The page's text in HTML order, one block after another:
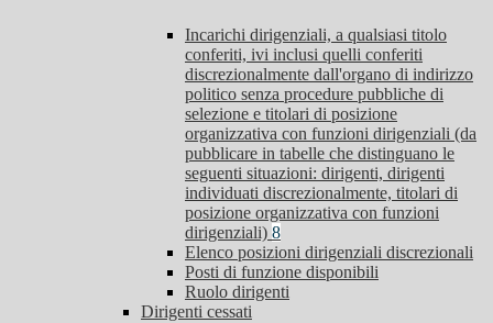
Incarichi dirigenziali, a qualsiasi titolo
conferiti, ivi inclusi quelli conferiti
discrezionalmente dall'organo di indirizzo
politico senza procedure pubbliche di
selezione e titolari di posizione
organizzativa con funzioni dirigenziali (da
pubblicare in tabelle che distinguano le
seguenti situazioni: dirigenti, dirigenti
individuati discrezionalmente, titolari di
posizione organizzativa con funzioni
dirigenziali) 8
Elenco posizioni dirigenziali discrezionali
Posti di funzione disponibili
Ruolo dirigenti
Dirigenti cessati